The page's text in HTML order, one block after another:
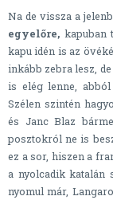
Na de vissza a
egyelőre, kapuban
kapu idén is az
inkább zebra lesz,
is elég lenne,
Szélen szintén
és Janc Blaz
posztokról ne is
ez a sor, hiszen a
a nyolcadik katalán
nyomul már,